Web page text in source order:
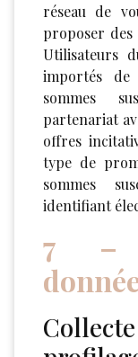
réseau de
proposer des
Utilisateurs
importés de
sommes
partenariat
offres
type de
sommes
identifiant
7 –